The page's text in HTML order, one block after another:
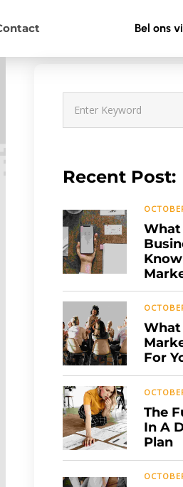
Bel ons
Recent Post:
What
What
For
The
In A
Plan